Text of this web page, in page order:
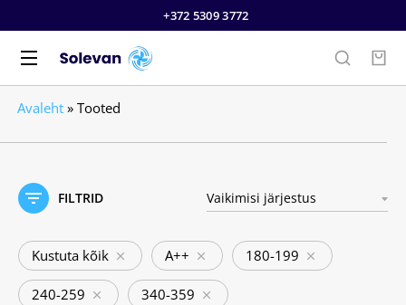
+372 5309 3772
Avaleht » Tooted
FILTRID
Kustuta kõik A++ 180-199
240-259 340-359